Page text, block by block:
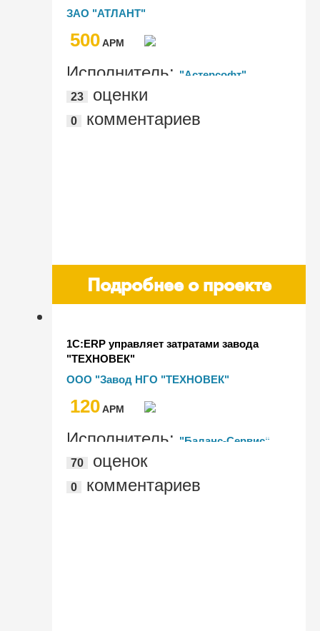
планирования до закупок)
ЗАО "АТЛАНТ"
500AРМ
Исполнитель: "Астерсофт"
23
оценки
0 комментариев
Подробнее о проекте
1С:ERP управляет затратами завода
"ТЕХНОВЕК"
ООО "Завод НГО "ТЕХНОВЕК"
120AРМ
Исполнитель: "Баланс-Сервис"
70
оценок
0 комментариев